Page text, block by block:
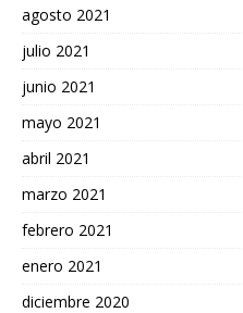
agosto 2021
julio 2021
junio 2021
mayo 2021
abril 2021
marzo 2021
febrero 2021
enero 2021
diciembre 2020